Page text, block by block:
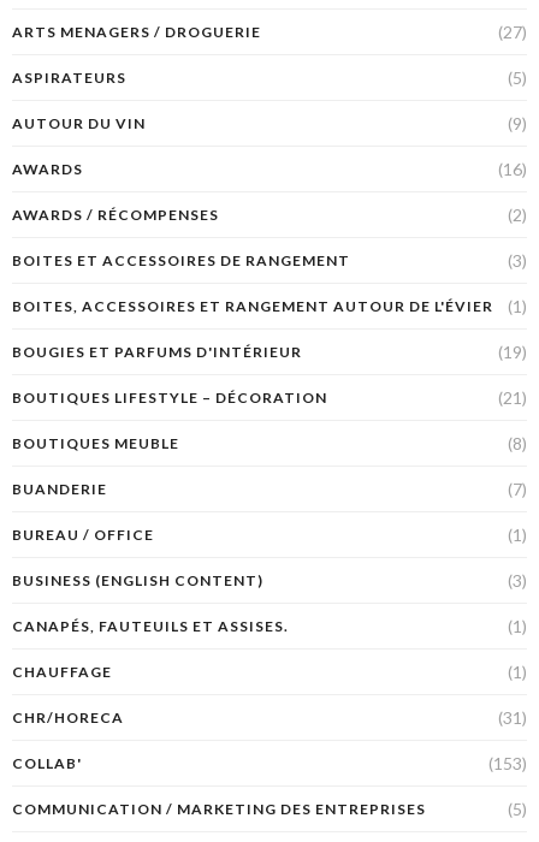
ARTS MENAGERS / DROGUERIE (27)
ASPIRATEURS (5)
AUTOUR DU VIN (9)
AWARDS (16)
AWARDS / RÉCOMPENSES (2)
BOITES ET ACCESSOIRES DE RANGEMENT (3)
BOITES, ACCESSOIRES ET RANGEMENT AUTOUR DE L'ÉVIER (1)
BOUGIES ET PARFUMS D'INTÉRIEUR (19)
BOUTIQUES LIFESTYLE – DÉCORATION (21)
BOUTIQUES MEUBLE (8)
BUANDERIE (7)
BUREAU / OFFICE (1)
BUSINESS (ENGLISH CONTENT) (3)
CANAPÉS, FAUTEUILS ET ASSISES. (1)
CHAUFFAGE (1)
CHR/HORECA (31)
COLLAB' (153)
COMMUNICATION / MARKETING DES ENTREPRISES (5)